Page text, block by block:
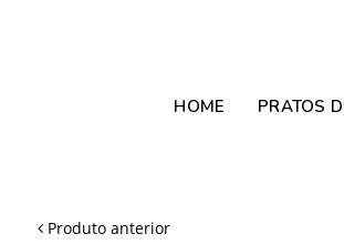
HOME PRATOS
Produto anterior